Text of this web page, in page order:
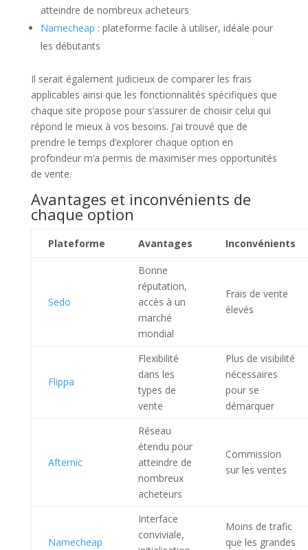
atteindre de nombreux acheteurs
Namecheap : plateforme facile à utiliser, idéale pour
les débutants
Il serait également judicieux de comparer les frais
applicables ainsi que les fonctionnalités spécifiques que
chaque site propose pour s’assurer de choisir celui qui
répond le mieux à vos besoins. J’ai trouvé que de
prendre le temps d’explorer chaque option en
profondeur m’a permis de maximiser mes opportunités
de vente.
Avantages et inconvénients de
chaque option
Plateforme Avantages Inconvénients
Sedo
Bonne
réputation,
accès à un
marché
mondial
Frais de vente
élevés
Flippa
Flexibilité
dans les
types de
vente
Plus de visibilité
nécessaires
pour se
démarquer
Afternic
Réseau
étendu pour
atteindre de
nombreux
acheteurs
Commission
sur les ventes
Namecheap
Interface
conviviale,
Moins de trafic
que les grandes